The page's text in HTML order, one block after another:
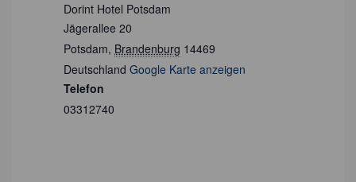
Dorint Hotel Potsdam
Jägerallee 20
Potsdam, Brandenburg 14469
Deutschland Google Karte anzeigen
Telefon
03312740